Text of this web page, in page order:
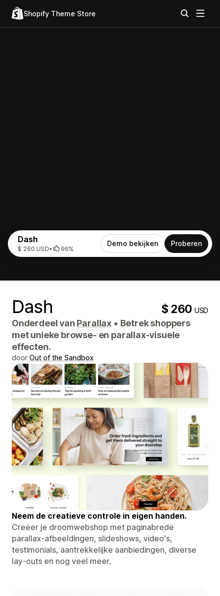
Shopify Theme Store
Dash
$ 260 USD• 96%
Demo bekijken Proberen
Dash $ 260USD
Onderdeel van Parallax • Betrek shoppers
met unieke browse- en parallax-visuele
effecten.
door Out of the Sandbox
Neem de creatieve controle in eigen handen.
Creëer je droomwebshop met paginabrede
parallax-afbeeldingen, slideshows, video's,
testimonials, aantrekkelijke aanbiedingen, diverse
lay-outs en nog veel meer.